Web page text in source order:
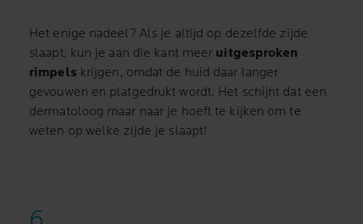
Het enige nadeel? Als je altijd op dezelfde zijde
slaapt, kun je aan die kant meer uitgesproken
rimpels krijgen, omdat de huid daar langer
gevouwen en platgedrukt wordt. Het schijnt dat een
dermatoloog maar naar je hoeft te kijken om te
weten op welke zijde je slaapt!